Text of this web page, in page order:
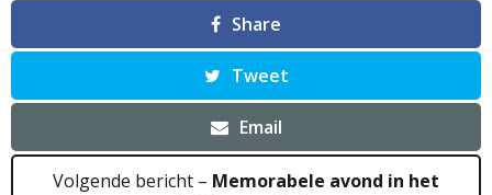
Share
Tweet
Email
Volgende bericht – Memorabele avond in het